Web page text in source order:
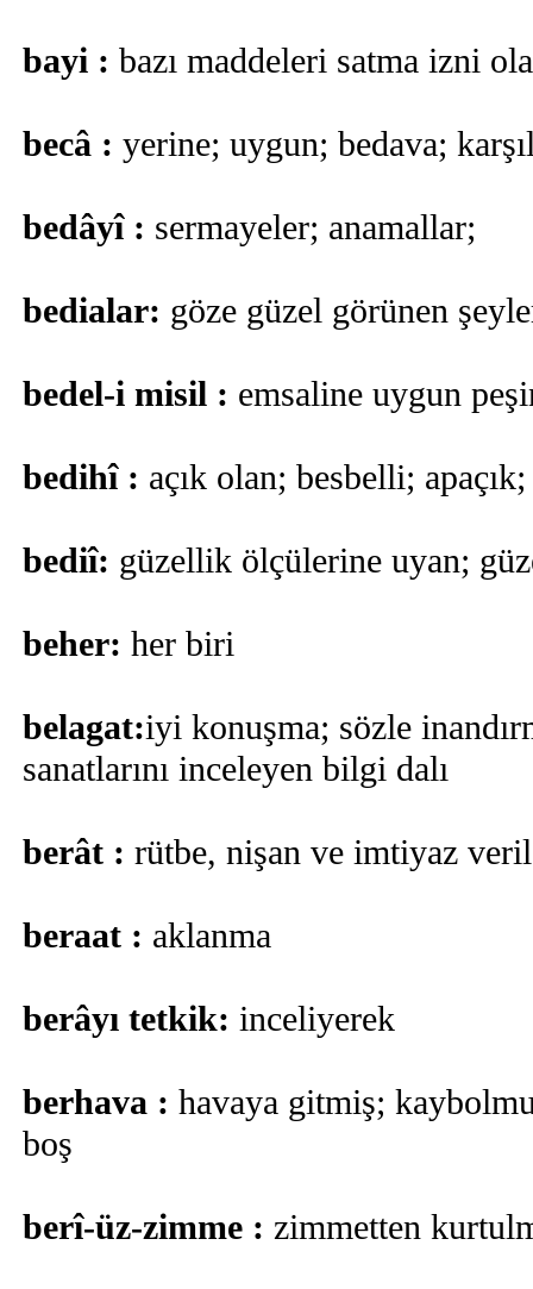
bayi : bazı maddeleri satma izni
becâ : yerine; uygun; bedava;
bedâyî : sermayeler; anamallar;
bedialar: göze güzel görünen
bedel-i misil : emsaline uygun
bedihî : açık olan; besbelli;
bediî: güzellik ölçülerine uyan;
beher: her biri
belagat:iyi konuşma; sözle
sanatlarını inceleyen bilgi dalı
berât : rütbe, nişan ve imtiyaz
beraat : aklanma
berâyı tetkik: inceliyerek
berhava : havaya gitmiş;
boş
berî-üz-zimme : zimmetten